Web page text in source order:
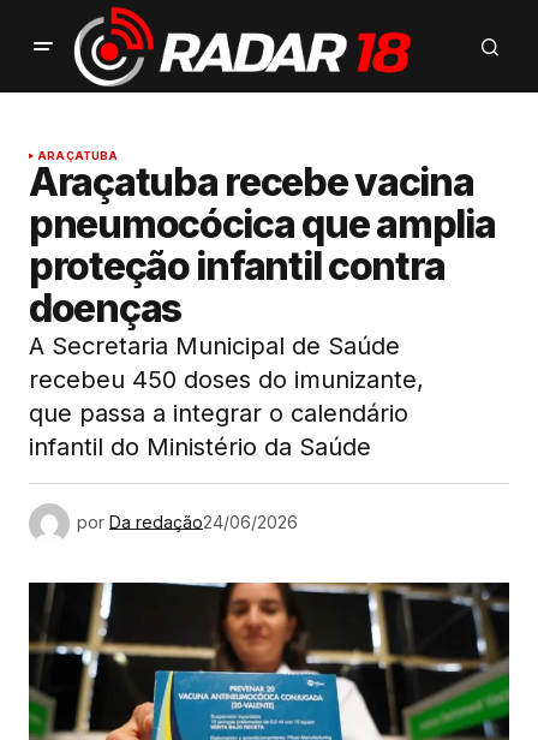
ARAÇATUBA
Araçatuba recebe vacina
pneumocócica que amplia
proteção infantil contra
doenças
A Secretaria Municipal de Saúde
recebeu 450 doses do imunizante,
que passa a integrar o calendário
infantil do Ministério da Saúde
por Da redação24/06/2026